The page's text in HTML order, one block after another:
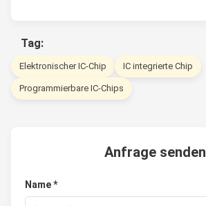
Tag:
Elektronischer IC-Chip IC integrierte Chip
Programmierbare IC-Chips
Anfrage senden
Name *